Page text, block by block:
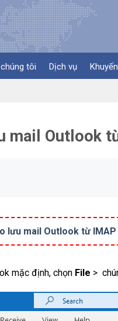
tôi Dịch vụ
mail Outlook
lưu mail Outlook từ
mặc định, chọn File >